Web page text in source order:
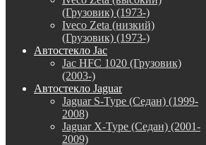
(Грузовик) (1973-)
Iveco Zeta (низкий)
(Грузовик) (1973-)
Автостекло Jac
Jac HFC 1020 (Грузовик)
(2003-)
Автостекло Jaguar
Jaguar S-Type (Седан) (1999-
2008)
Jaguar X-Type (Седан) (2001-
2009)